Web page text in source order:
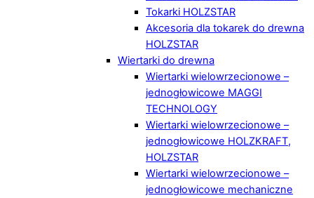
Tokarki HOLZSTAR
Akcesoria dla tokarek do drewna
HOLZSTAR
Wiertarki do drewna
Wiertarki wielowrzecionowe –
jednogłowicowe MAGGI
TECHNOLOGY
Wiertarki wielowrzecionowe –
jednogłowicowe HOLZKRAFT,
HOLZSTAR
Wiertarki wielowrzecionowe –
jednogłowicowe mechaniczne